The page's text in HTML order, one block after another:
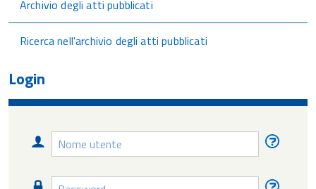
Archivio degli atti pubblicati
Ricerca nell'archivio degli atti pubblicati
Login
Nome
utente
Password